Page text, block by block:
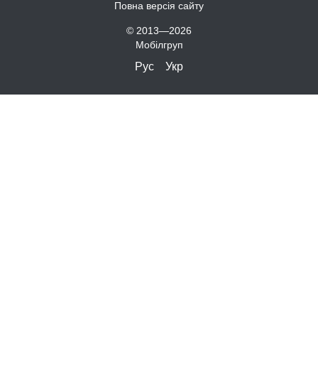
Повна версія сайту
© 2013—2026
Мобілгруп
Рус Укр